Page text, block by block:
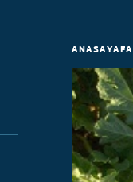
ANASAYAFA